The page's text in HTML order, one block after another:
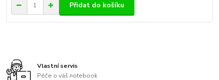
Přidat do košíku
Vlastní servis
Péče o váš notebook